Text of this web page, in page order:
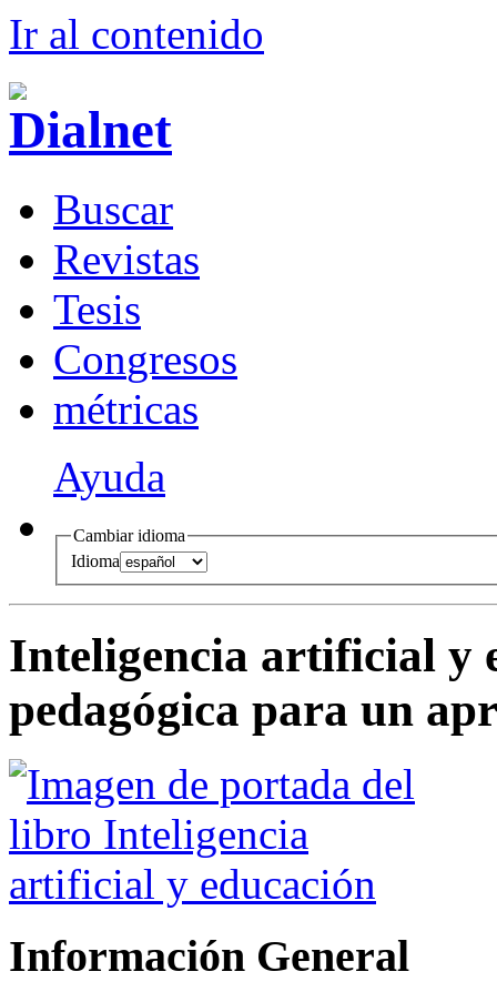
Ir al contenido
Buscar
Revistas
Tesis
Congresos
métricas
Ayuda
Cambiar idioma
Idioma
Inteligencia artificial y
pedagógica para un
Información General